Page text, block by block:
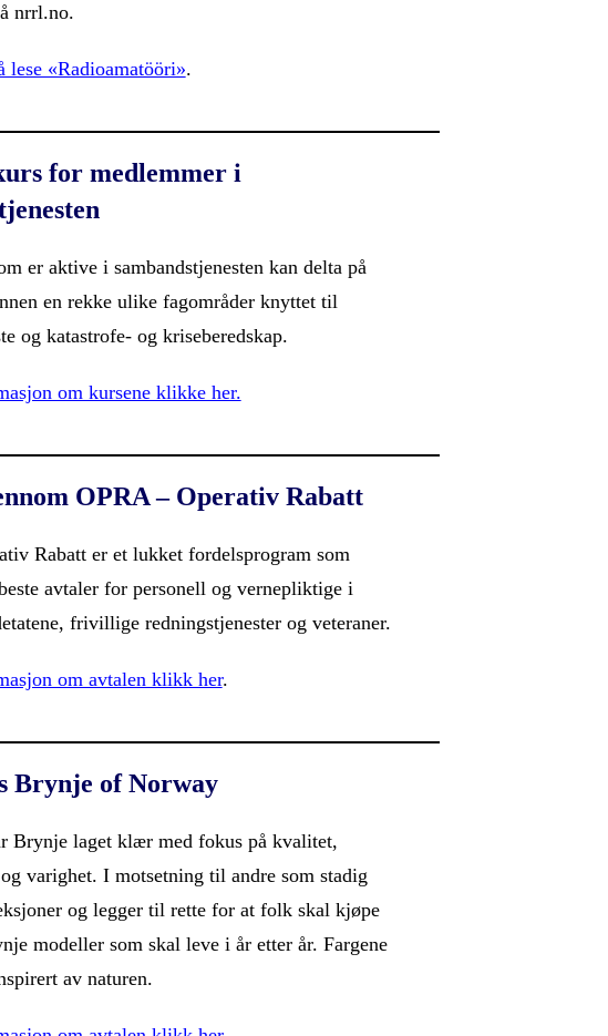
nrrl.no.
«Radioamatööri».
for medlemmer i
er aktive i sambandstjenesten kan delta på
en rekke ulike fagområder knyttet til
og katastrofe- og kriseberedskap.
om kursene klikke her.
OPRA – Operativ Rabatt
Rabatt er et lukket fordelsprogram som
avtaler for personell og vernepliktige i
frivillige redningstjenester og veteraner.
om avtalen klikk her.
Brynje of Norway
Brynje laget klær med fokus på kvalitet,
varighet. I motsetning til andre som stadig
og legger til rette for at folk skal kjøpe
modeller som skal leve i år etter år. Fargene
av naturen.